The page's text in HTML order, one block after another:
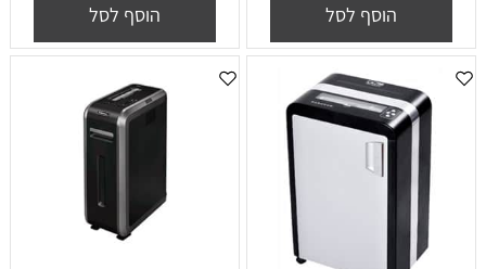
הוסף לסל הוסף לסל